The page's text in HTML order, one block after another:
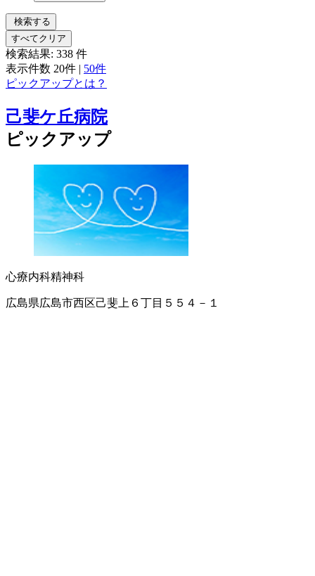
検索する
すべてクリア
検索結果: 338 件
表示件数 20件 | 50件
ピックアップとは？
己斐ケ丘病院
ピックアップ
心療内科精神科
広島県広島市西区己斐上６丁目５５４－１